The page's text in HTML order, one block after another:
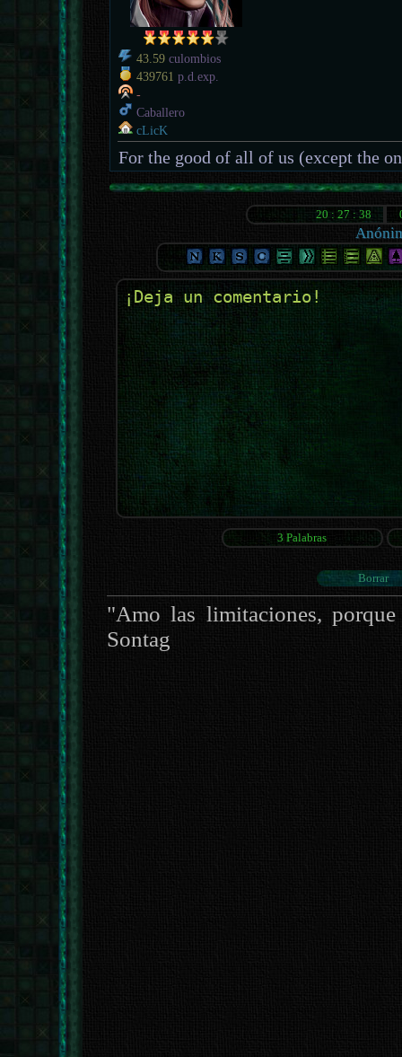
43.59 culombios
439761 p.d.exp.
-
Caballero
cLicK
For the good of all of us (except the
"Amo las limitaciones,
Sontag